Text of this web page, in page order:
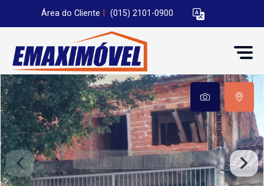
Área do Cliente (015) 2101-0900